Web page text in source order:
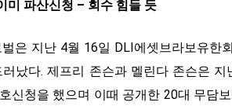
미 파산신청 – 회수 힘들 듯
은 지난 4월 16일 DLI에셋브라보유한
났다. 제프리 존슨과 멜린다 존슨은
신청을 했으며 이때 공개한 20대 무담